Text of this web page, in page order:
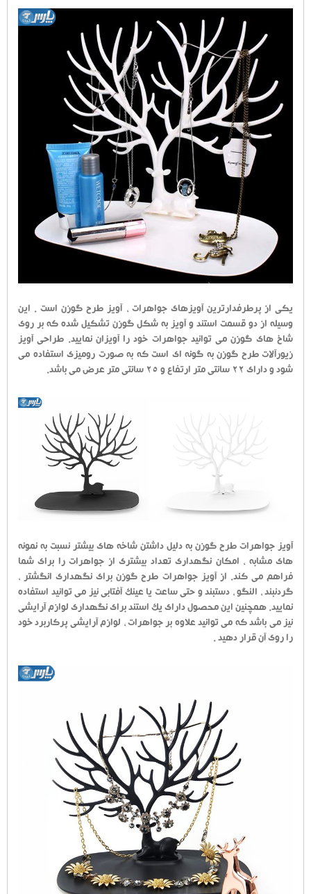
یکی از پرطرفدارترین آویزهای جواهرات ، آویز طرح گوزن است . این
وسیله از دو قسمت استند و آویز به شکل گوزن تشکیل شده که بر روی
شاخ های گوزن می توانید جواهرات خود را آویزان نمایید. طراحی آویز
زیورآلات طرح گوزن به گونه ای است که به صورت رومیزی استفاده می
شود و دارای 22 سانتی متر ارتفاع و 25 سانتی متر عرض می باشد.
آویز جواهرات طرح گوزن به دلیل داشتن شاخه های بیشتر نسبت به نمونه
های مشابه ، امکان نگهداری تعداد بیشتری از جواهرات را برای شما
فراهم می کند. از آویز جواهرات طرح گوزن برای نگهداری انگشتر ،
گردنبند ، النگو ، دستبند و حتی ساعت یا عینک آفتابی نیز می توانید استفاده
نمایید. همچنین این محصول دارای یک استند برای نگهداری لوازم آرایشی
نیز می باشد که می توانید علاوه بر جواهرات ، لوازم آرایشی پرکاربرد خود
را روی آن قرار دهید .